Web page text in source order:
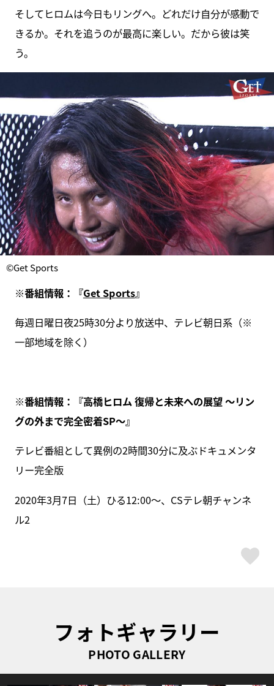
そしてヒロムは今日もリングへ。どれだけ自分が感動で
きるか。それを追うのが最高に楽しい。だから彼は笑
う。
©Get Sports
※番組情報：『Get Sports』
毎週日曜日夜25時30分より放送中、テレビ朝日系（※
一部地域を除く）
※番組情報：『高橋ヒロム 復帰と未来への展望 ～リン
グの外まで完全密着SP～』
テレビ番組として異例の2時間30分に及ぶドキュメンタ
リー完全版
2020年3月7日（土）ひる12:00～、CSテレ朝チャンネ
ル2
フォトギャラリー
PHOTO GALLERY